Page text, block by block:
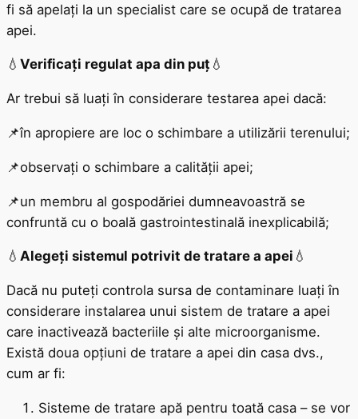
fi să apelați la un specialist care se ocupă de tratarea
apei.
💧 Verificați regulat apa din puț 💧
Ar trebui să luați în considerare testarea apei dacă:
📌în apropiere are loc o schimbare a utilizării terenului;
📌observați o schimbare a calității apei;
📌un membru al gospodăriei dumneavoastră se
confruntă cu o boală gastrointestinală inexplicabilă;
💧 Alegeți sistemul potrivit de tratare a apei 💧
Dacă nu puteți controla sursa de contaminare luați în
considerare instalarea unui sistem de tratare a apei
care inactivează bacteriile și alte microorganisme.
Există doua opțiuni de tratare a apei din casa dvs.,
cum ar fi:
Sisteme de tratare apă pentru toată casa – se vor